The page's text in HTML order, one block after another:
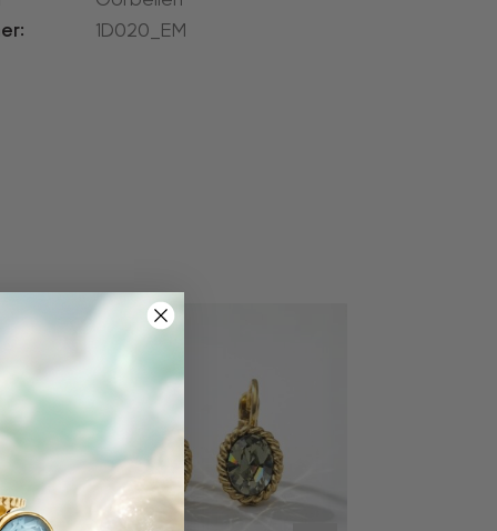
1D020_EM